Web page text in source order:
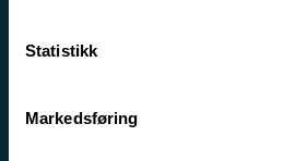
Statistikk
Markedsføring
Akutt hjelp
Driftsmeldinger